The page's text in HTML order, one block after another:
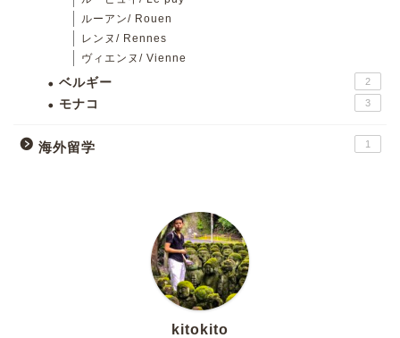
ルーアン/ Rouen
レンヌ/ Rennes
ヴィエンヌ/ Vienne
ベルギー 2
モナコ 3
海外留学 1
kitokito